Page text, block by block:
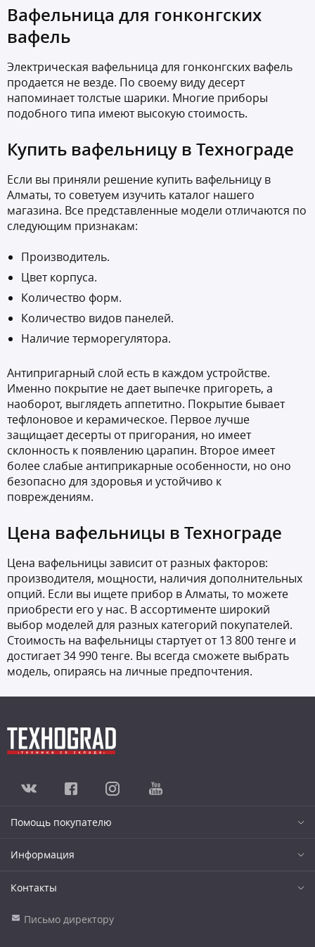
Вафельница для гонконгских
вафель
Электрическая вафельница для гонконгских вафель
продается не везде. По своему виду десерт
напоминает толстые шарики. Многие приборы
подобного типа имеют высокую стоимость.
Купить вафельницу в Технограде
Если вы приняли решение купить вафельницу в
Алматы, то советуем изучить каталог нашего
магазина. Все представленные модели отличаются по
следующим признакам:
Производитель.
Цвет корпуса.
Количество форм.
Количество видов панелей.
Наличие терморегулятора.
Антипригарный слой есть в каждом устройстве.
Именно покрытие не дает выпечке пригореть, а
наоборот, выглядеть аппетитно. Покрытие бывает
тефлоновое и керамическое. Первое лучше
защищает десерты от пригорания, но имеет
склонность к появлению царапин. Второе имеет
более слабые антиприкарные особенности, но оно
безопасно для здоровья и устойчиво к
повреждениям.
Цена вафельницы в Технограде
Цена вафельницы зависит от разных факторов:
производителя, мощности, наличия дополнительных
опций. Если вы ищете прибор в Алматы, то можете
приобрести его у нас. В ассортименте широкий
выбор моделей для разных категорий покупателей.
Стоимость на вафельницы стартует от 13 800 тенге и
достигает 34 990 тенге. Вы всегда сможете выбрать
модель, опираясь на личные предпочтения.
Помощь покупателю
Информация
Контакты
Письмо директору